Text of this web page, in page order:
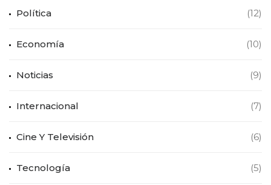
Política (12)
Economía (10)
Noticias (9)
Internacional (7)
Cine Y Televisión (6)
Tecnología (5)